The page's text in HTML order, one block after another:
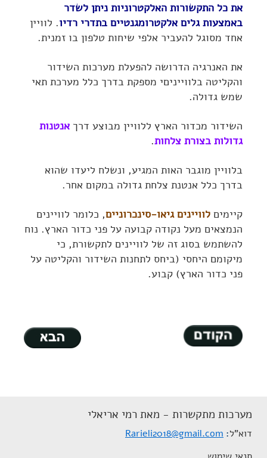
את כל התקשורות האלקטרוניות ניתן לשדר
באמצעות גלים אלקטרומגנטיים בתדרי רדיו. לוויין
אחד מסוגל להעביר אלפי שיחות טלפון בו זמנית.
את האנרגיה הדרושה להפעלת מערכות השידור
והקליטה בלווייניםי מספקת בדרך כלל מערכת תאי
שמש גדולה.
השידור מכדור הארץ ללוויין מבוצע דרך אנטנות
גדולות בצורת צלחות.
בלוויין מוגבר האות המגיע, ונשלח ליעדו שהוא
בדרך כלל אנטנת צלחת גדולה במקום אחר.
קיימים לוויינים גיאו-סינכרוניים, כלומר לוויינים
הנמצאים מעל נקודה קבועה על פני כדור הארץ. נוח
להשתמש בסוג זה של לוויינים לתקשורת, כי
מיקומם היחסי (ביחס לתחנות השידור והקליטה על
פני כדור הארץ) קבוע.
מערכות מתקשרות - מאת רמי אריאלי
דוא"ל Rarieli2018@gmail.com